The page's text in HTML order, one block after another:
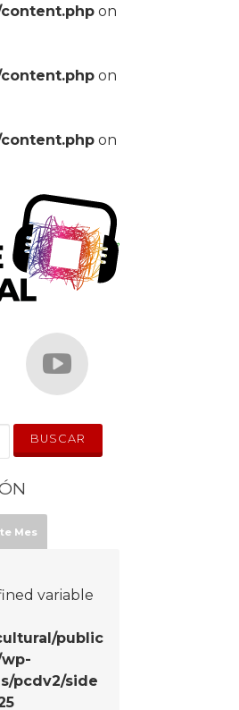
on
on
on
'
Mes
variable
public
pcdv2/side